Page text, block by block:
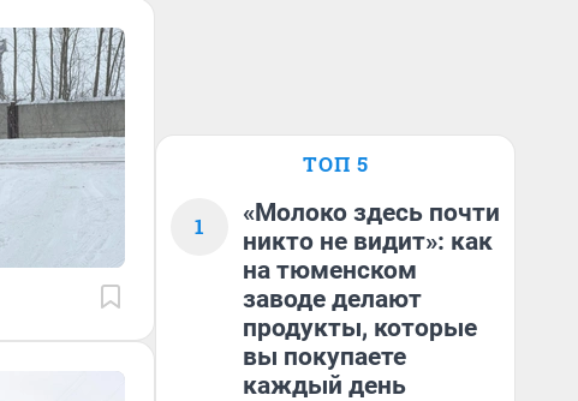
ТОП 5
1
«Молоко здесь почти
никто не видит»: как
на тюменском
заводе делают
продукты, которые
вы покупаете
каждый день